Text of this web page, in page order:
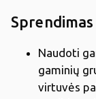
Sprendimas
Naudoti
gaminių
virtuvės